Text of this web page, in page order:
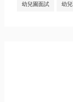
幼兒園面試 幼